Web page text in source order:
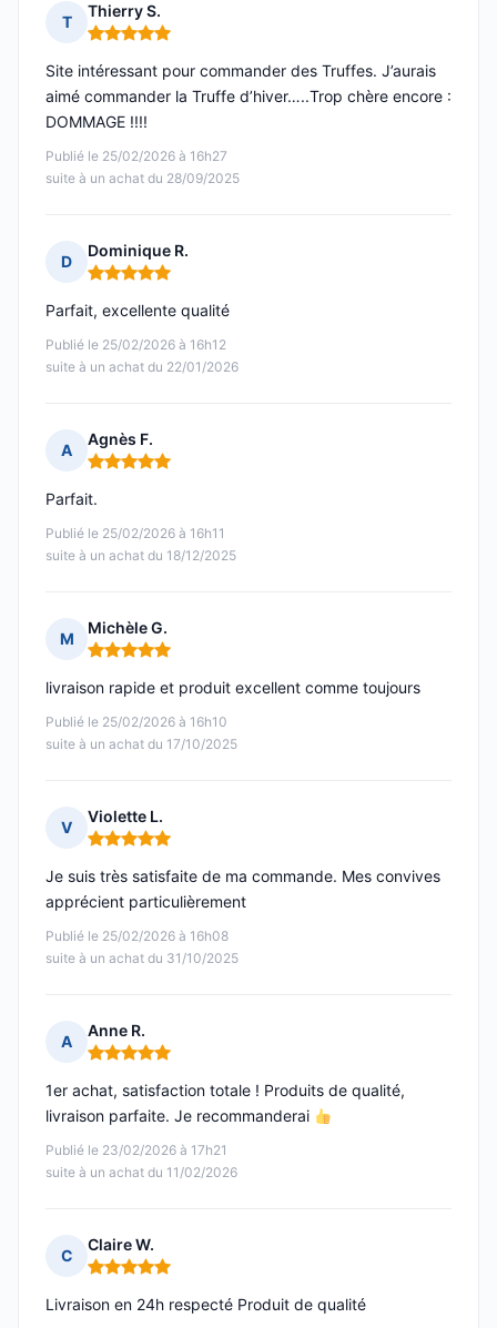
T
Thierry S.
Note : 5 sur 5
Publié le 25/02/2026 à 16h27
suite à un achat du 28/09/2025
Site intéressant pour commander des Truffes. J’aurais
aimé commander la Truffe d’hiver…..Trop chère encore :
DOMMAGE !!!!
D
Dominique R.
Note : 5 sur 5
Publié le 25/02/2026 à 16h12
suite à un achat du 22/01/2026
Parfait, excellente qualité
A
Agnès F.
Note : 5 sur 5
Publié le 25/02/2026 à 16h11
suite à un achat du 18/12/2025
Parfait.
M
Michèle G.
Note : 5 sur 5
Publié le 25/02/2026 à 16h10
suite à un achat du 17/10/2025
livraison rapide et produit excellent comme toujours
V
Violette L.
Note : 5 sur 5
Publié le 25/02/2026 à 16h08
suite à un achat du 31/10/2025
Je suis très satisfaite de ma commande. Mes convives
apprécient particulièrement
A
Anne R.
Note : 5 sur 5
Publié le 23/02/2026 à 17h21
suite à un achat du 11/02/2026
1er achat, satisfaction totale ! Produits de qualité,
livraison parfaite. Je recommanderai
C
Claire W.
Note : 5 sur 5
Livraison en 24h respecté Produit de qualité